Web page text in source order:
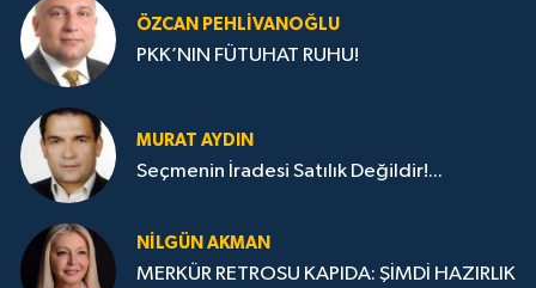
ÖZCAN PEHLIVANOĞLU
PKK’NIN FÜTUHAT RUHU!
MURAT AYDIN
Seçmenin İradesi Satılık Değildir!...
NILGÜN AKMAN
MERKÜR RETROSU KAPIDA: ŞİMDİ HAZIRLIK